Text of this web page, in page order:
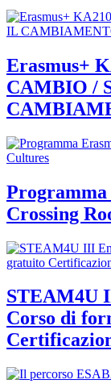
Erasmus+
CAMBIO /
Programma
Crossing
STEAM4U
Corso di